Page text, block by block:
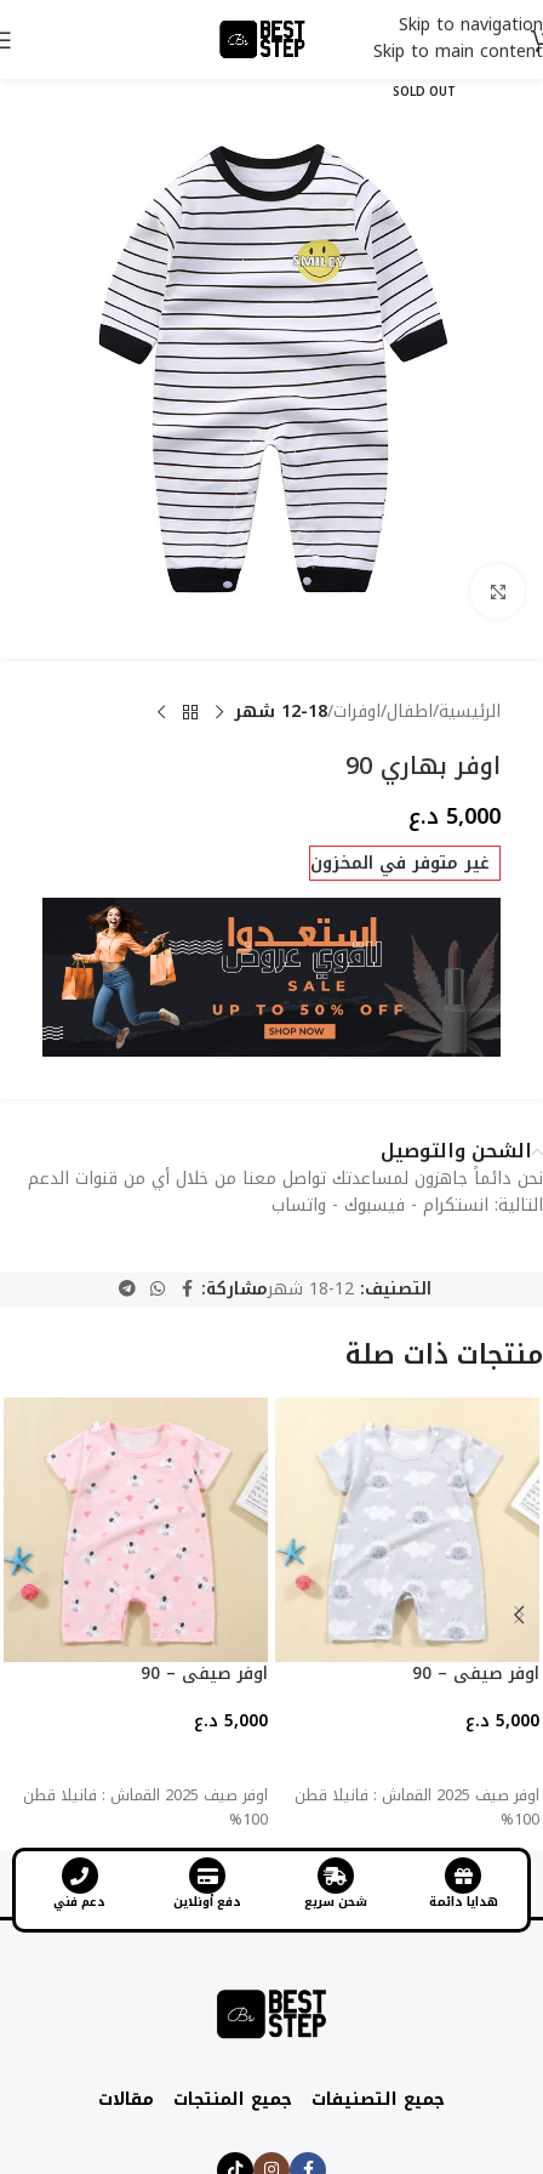
Skip to navigation
Skip to main content
SOLD OUT
Click to enlarge
الرئيسية اطفال اوفرات 12-18 شهر
اوفر بهاري 90
5,000 د.ع
غير متوفر في المخزون
الشحن والتوصيل
نحن دائماً جاهزون لمساعدتك تواصل معنا من خلال أي من قنوات الدعم
التالية: انستكرام - فيسبوك - واتساب
التصنيف: 12-18 شهر مشاركة:
منتجات ذات صلة
اوفر صيفي – 90
5,000 د.ع
اوفر صيف 2025 القماش : فانيلا قطن
100%
اوفر صيفي – 90
5,000 د.ع
اوفر صيف 2025 القماش : فانيلا قطن
100%
هدايا دائمة شحن سريع دفع أونلاين دعم فني
جميع التصنيفات جميع المنتجات مقالات